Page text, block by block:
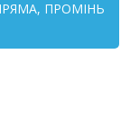
ПРОМІНЬ